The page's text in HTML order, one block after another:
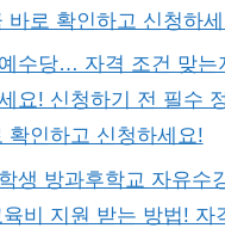
바로 확인하고 신청하
수당… 자격 조건 맞는
요! 신청하기 전 필수
확인하고 신청하세요!
생 방과후학교 자유수
비 지원 받는 방법! 자